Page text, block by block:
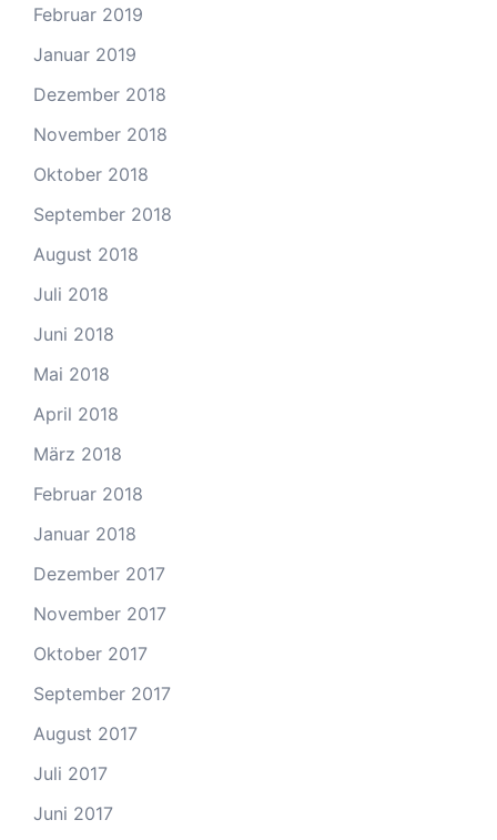
Februar 2019
Januar 2019
Dezember 2018
November 2018
Oktober 2018
September 2018
August 2018
Juli 2018
Juni 2018
Mai 2018
April 2018
März 2018
Februar 2018
Januar 2018
Dezember 2017
November 2017
Oktober 2017
September 2017
August 2017
Juli 2017
Juni 2017